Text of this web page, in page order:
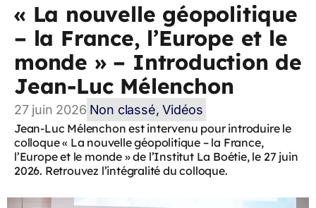
« La nouvelle géopolitique
– la France, l’Europe et le
monde » – Introduction de
Jean-Luc Mélenchon
27 juin 2026 Non classé,Vidéos
Jean-Luc Mélenchon est intervenu pour introduire le
colloque « La nouvelle géopolitique – la France,
l’Europe et le monde » de l’Institut La Boétie, le 27 juin
2026. Retrouvez l’intégralité du colloque.